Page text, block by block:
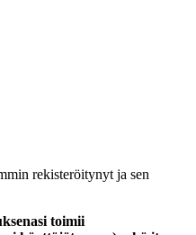
rekisteröitynyt ja sen
toimii